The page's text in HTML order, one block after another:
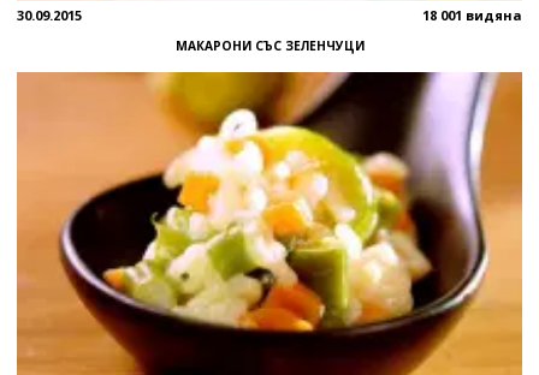
30.09.2015 18 001 видяна
МАКАРОНИ СЪС ЗЕЛЕНЧУЦИ